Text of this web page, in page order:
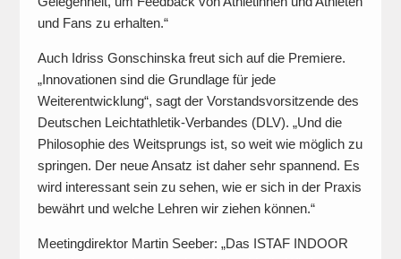
und Fans zu erhalten.“
Auch Idriss Gonschinska freut sich auf die Premiere.
„Innovationen sind die Grundlage für jede
Weiterentwicklung“, sagt der Vorstandsvorsitzende des
Deutschen Leichtathletik-Verbandes (DLV). „Und die
Philosophie des Weitsprungs ist, so weit wie möglich zu
springen. Der neue Ansatz ist daher sehr spannend. Es
wird interessant sein zu sehen, wie er sich in der Praxis
bewährt und welche Lehren wir ziehen können.“
Meetingdirektor Martin Seeber: „Das ISTAF INDOOR